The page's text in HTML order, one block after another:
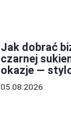
Jak dobrać
czarnej
okazje —
05.08.2026